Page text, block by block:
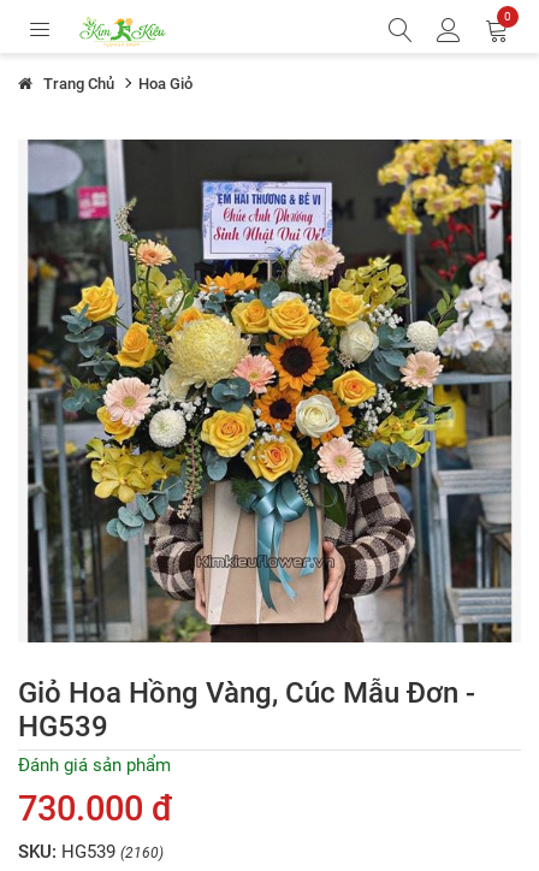
0
Trang Chủ Hoa Giỏ
Giỏ Hoa Hồng Vàng, Cúc Mẫu Đơn -
HG539
Đánh giá sản phẩm
730.000 đ
SKU: HG539 (2160)